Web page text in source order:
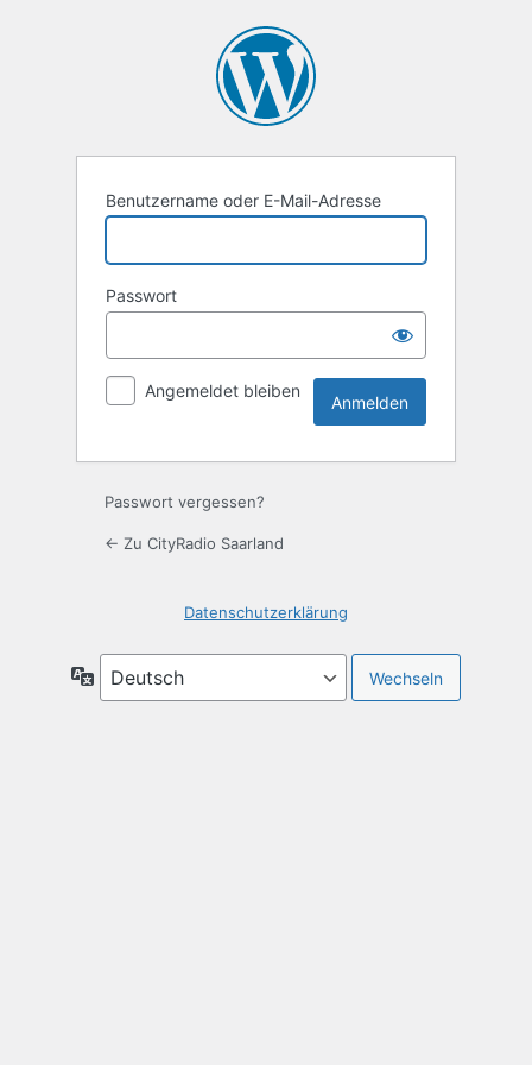
Benutzername oder E-Mail-Adresse
Passwort
Angemeldet bleiben
Passwort vergessen?
← Zu CityRadio Saarland
Datenschutzerklärung
Sprache